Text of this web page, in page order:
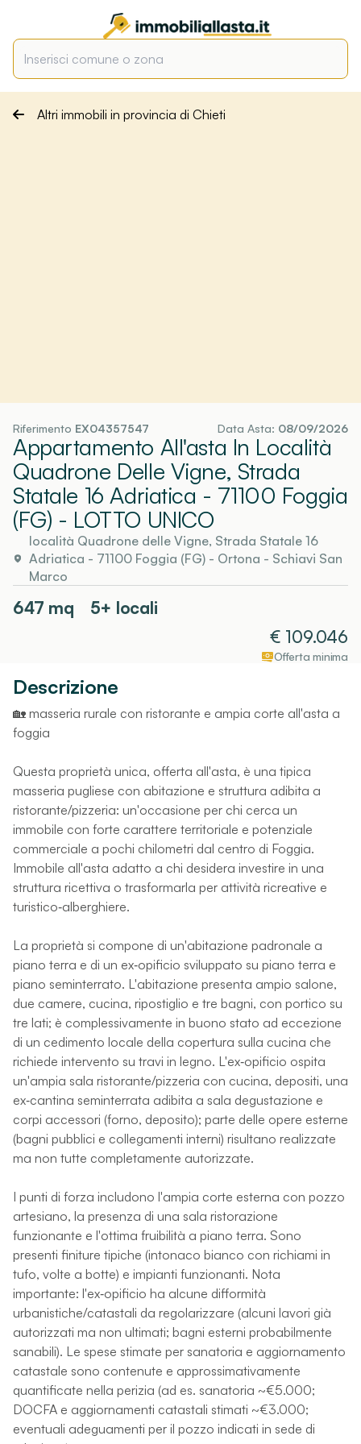
Altri immobili in provincia di Chieti
Riferimento EX04357547 Data Asta: 08/09/2026
Appartamento All'asta In Località
Quadrone Delle Vigne, Strada
Statale 16 Adriatica - 71100 Foggia
(FG) - LOTTO UNICO
località Quadrone delle Vigne, Strada Statale 16
Adriatica - 71100 Foggia (FG)- Ortona - Schiavi San
Marco
647 mq
5+ locali
€ 109.046
Offerta minima
Descrizione
🏡 masseria rurale con ristorante e ampia corte all'asta a
foggia
Questa proprietà unica, offerta all'asta, è una tipica
masseria pugliese con abitazione e struttura adibita a
ristorante/pizzeria: un'occasione per chi cerca un
immobile con forte carattere territoriale e potenziale
commerciale a pochi chilometri dal centro di Foggia.
Immobile all'asta adatto a chi desidera investire in una
struttura ricettiva o trasformarla per attività ricreative e
turistico‑alberghiere.
La proprietà si compone di un'abitazione padronale a
piano terra e di un ex‑opificio sviluppato su piano terra e
piano seminterrato. L'abitazione presenta ampio salone,
due camere, cucina, ripostiglio e tre bagni, con portico su
tre lati; è complessivamente in buono stato ad eccezione
di un cedimento locale della copertura sulla cucina che
richiede intervento su travi in legno. L'ex‑opificio ospita
un'ampia sala ristorante/pizzeria con cucina, depositi, una
ex‑cantina seminterrata adibita a sala degustazione e
corpi accessori (forno, deposito); parte delle opere esterne
(bagni pubblici e collegamenti interni) risultano realizzate
ma non tutte completamente autorizzate.
I punti di forza includono l'ampia corte esterna con pozzo
artesiano, la presenza di una sala ristorazione
funzionante e l'ottima fruibilità a piano terra. Sono
presenti finiture tipiche (intonaco bianco con richiami in
tufo, volte a botte) e impianti funzionanti. Nota
importante: l'ex‑opificio ha alcune difformità
urbanistiche/catastali da regolarizzare (alcuni lavori già
autorizzati ma non ultimati; bagni esterni probabilmente
sanabili). Le spese stimate per sanatoria e aggiornamento
catastale sono contenute e approssimativamente
quantificate nella perizia (ad es. sanatoria ~€5.000;
DOCFA e aggiornamenti catastali stimati ~€3.000;
eventuali adeguamenti per il pozzo indicati in sede di